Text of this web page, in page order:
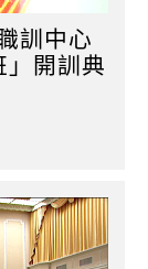
訓中心
」開訓典